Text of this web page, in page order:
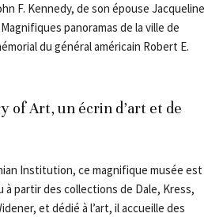
F. Kennedy, de son épouse Jacqueline
panoramas de la ville de
du général américain Robert E.
of Art, un écrin d’art et de
Institution, ce magnifique musée est
à partir des collections de Dale, Kress,
et dédié à l’art, il accueille des